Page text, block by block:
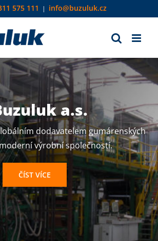
575 111 | info@buzuluk.cz
a.s.
dodavatelem gumárenských
výrobní společností.
ČÍST VÍCE